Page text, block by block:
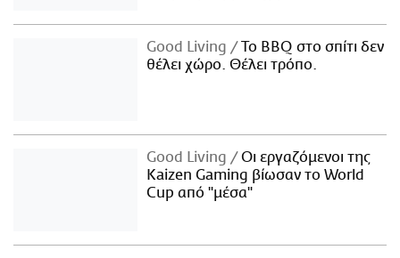
Good Living
Το BBQ στο σπίτι δεν
θέλει χώρο. Θέλει τρόπο.
Good Living
Οι εργαζόμενοι της
Kaizen Gaming βίωσαν το World
Cup από "μέσα"